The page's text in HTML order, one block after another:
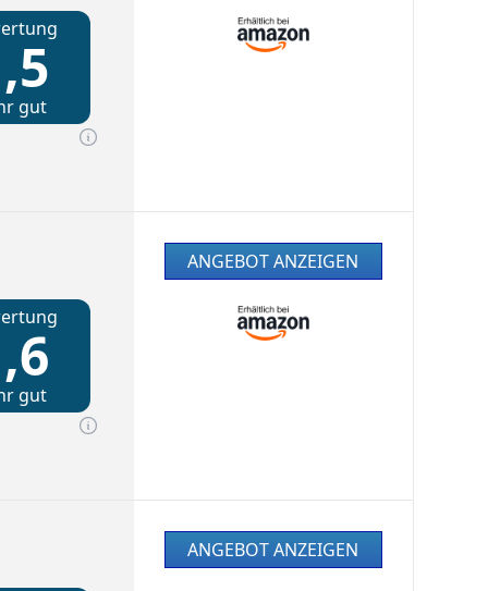
gut
gut
ANGEBOT ANZEIGEN
ANGEBOT ANZEIGEN